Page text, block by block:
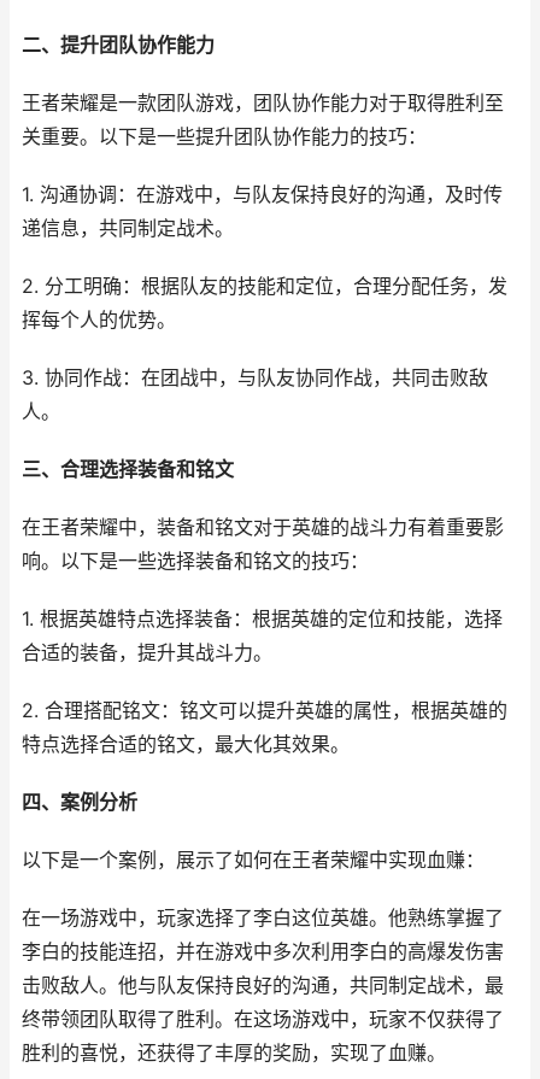
二、提升团队协作能力
王者荣耀是一款团队游戏，团队协作能力对于取得胜利至
关重要。以下是一些提升团队协作能力的技巧：
1. 沟通协调：在游戏中，与队友保持良好的沟通，及时传
递信息，共同制定战术。
2. 分工明确：根据队友的技能和定位，合理分配任务，发
挥每个人的优势。
3. 协同作战：在团战中，与队友协同作战，共同击败敌
人。
三、合理选择装备和铭文
在王者荣耀中，装备和铭文对于英雄的战斗力有着重要影
响。以下是一些选择装备和铭文的技巧：
1. 根据英雄特点选择装备：根据英雄的定位和技能，选择
合适的装备，提升其战斗力。
2. 合理搭配铭文：铭文可以提升英雄的属性，根据英雄的
特点选择合适的铭文，最大化其效果。
四、案例分析
以下是一个案例，展示了如何在王者荣耀中实现血赚：
在一场游戏中，玩家选择了李白这位英雄。他熟练掌握了
李白的技能连招，并在游戏中多次利用李白的高爆发伤害
击败敌人。他与队友保持良好的沟通，共同制定战术，最
终带领团队取得了胜利。在这场游戏中，玩家不仅获得了
胜利的喜悦，还获得了丰厚的奖励，实现了血赚。